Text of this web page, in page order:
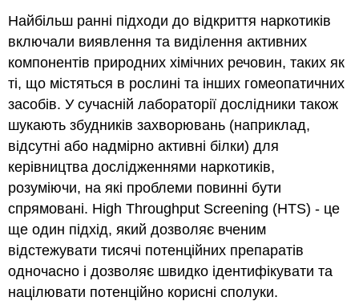
Найбільш ранні підходи до відкриття наркотиків
включали виявлення та виділення активних
компонентів природних хімічних речовин, таких як
ті, що містяться в рослині та інших гомеопатичних
засобів. У сучасній лабораторії дослідники також
шукають збудників захворювань (наприклад,
відсутні або надмірно активні білки) для
керівництва дослідженнями наркотиків,
розуміючи, на які проблеми повинні бути
спрямовані. High Throughput Screening (HTS) - це
ще один підхід, який дозволяє вченим
відстежувати тисячі потенційних препаратів
одночасно і дозволяє швидко ідентифікувати та
націлювати потенційно корисні сполуки.